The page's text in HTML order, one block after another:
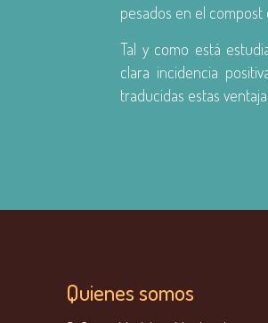
pesados en el compost
Tal y como está
clara incidencia
traducidas estas
Quienes somos